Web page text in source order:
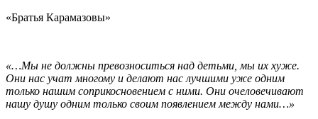
«Братья Карамазовы»
«…Мы не должны превозноситься над детьми, мы их хуже.
Они нас учат многому и делают нас лучшими уже одним
только нашим соприкосновением с ними. Они очеловечивают
нашу душу одним только своим появлением между нами…»